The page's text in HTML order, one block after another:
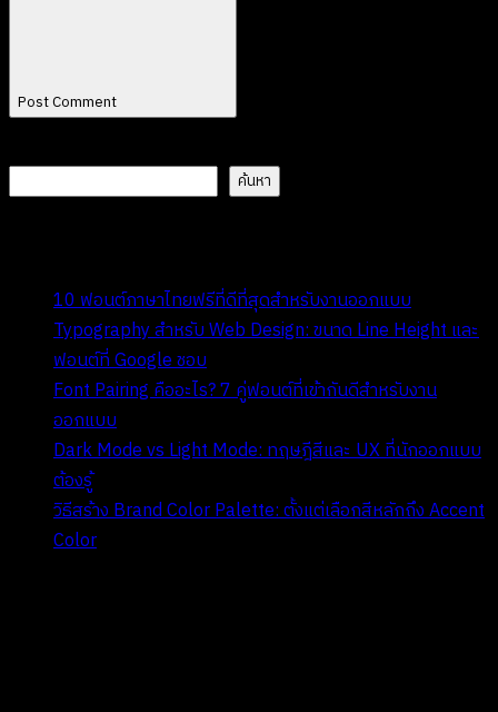
Post Comment
ค้นหา
10 ฟอนต์ภาษาไทยฟรีที่ดีที่สุดสำหรับงานออกแบบ
Typography สำหรับ Web Design: ขนาด Line Height และ
ฟอนต์ที่ Google ชอบ
Font Pairing คืออะไร? 7 คู่ฟอนต์ที่เข้ากันดีสำหรับงาน
ออกแบบ
Dark Mode vs Light Mode: ทฤษฎีสีและ UX ที่นักออกแบบ
ต้องรู้
วิธีสร้าง Brand Color Palette: ตั้งแต่เลือกสีหลักถึง Accent
Color